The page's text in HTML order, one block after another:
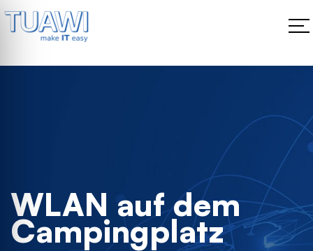
WLAN auf dem
Campingplatz